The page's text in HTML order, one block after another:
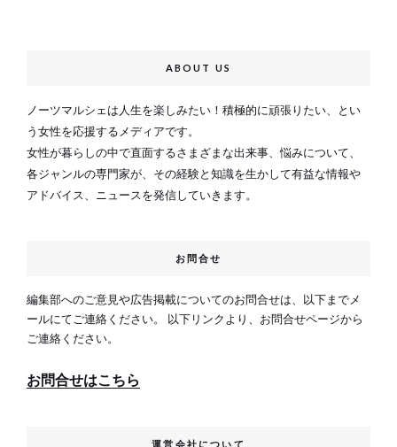
ABOUT US
ノーツマルシェは人生を楽しみたい！積極的に頑張りたい、とい
う女性を応援するメディアです。
女性が暮らしの中で直面するさまざまな出来事、悩みについて、
各ジャンルの専門家が、その経験と知識を生かして有益な情報や
アドバイス、ニュースを発信していきます。
お問合せ
編集部へのご意見や広告掲載についてのお問合せは、以下までメ
ールにてご連絡ください。 以下リンクより、お問合せページから
ご連絡ください。
お問合せはこちら
運営会社について